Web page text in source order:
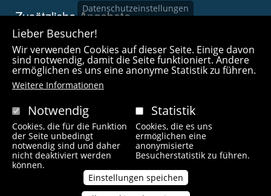
Zusätzliche Angebote
Imagefilme und mehr
360° x 360° Fotografie
Copyright © 2021 wanderfreak.de. Alle Rechte vorbehalten.
Fußzeilenmenü
Kontakt Impressum Links Unsere Autoren
Datenschutzeinstellungen
Lieber Besucher!
Wir verwenden Cookies auf dieser Seite. Einige davon
sind notwendig, damit die Seite funktioniert. Andere
ermöglichen es uns eine anonyme Statistik zu führen.
Weitere Informationen
Notwendig
Cookies, die für die Funktion
der Seite unbedingt
notwendig sind und daher
nicht deaktiviert werden
können.
Statistik
Cookies, die es uns
ermöglichen eine
anonymisierte
Besucherstatistik zu führen.
Einstellungen speichen